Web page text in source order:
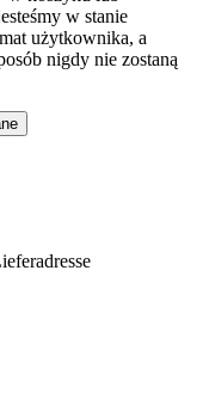
w stanie
użytkownika, a
nigdy nie zostaną